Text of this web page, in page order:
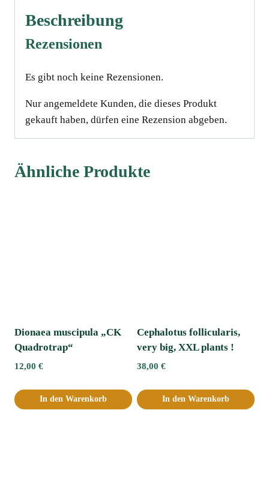
Menge
Beschreibung
Rezensionen
Es gibt noch keine Rezensionen.
Nur angemeldete Kunden, die dieses Produkt
gekauft haben, dürfen eine Rezension abgeben.
Ähnliche Produkte
Dionaea muscipula „CK
Quadrotrap“
12,00 €
In den Warenkorb
Cephalotus follicularis,
very big, XXL plants !
38,00 €
In den Warenkorb